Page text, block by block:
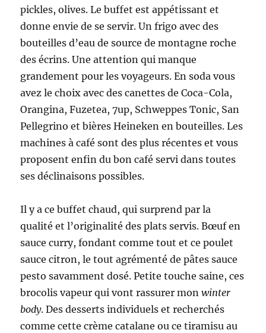
pickles, olives. Le buffet est appétissant et
donne envie de se servir. Un frigo avec des
bouteilles d’eau de source de montagne roche
des écrins. Une attention qui manque
grandement pour les voyageurs. En soda vous
avez le choix avec des canettes de Coca-Cola,
Orangina, Fuzetea, 7up, Schweppes Tonic, San
Pellegrino et bières Heineken en bouteilles. Les
machines à café sont des plus récentes et vous
proposent enfin du bon café servi dans toutes
ses déclinaisons possibles.
Il y a ce buffet chaud, qui surprend par la
qualité et l’originalité des plats servis. Bœuf en
sauce curry, fondant comme tout et ce poulet
sauce citron, le tout agrémenté de pâtes sauce
pesto savamment dosé. Petite touche saine, ces
brocolis vapeur qui vont rassurer monwinter
body. Des desserts individuels et recherchés
comme cette crème catalane ou ce tiramisu au